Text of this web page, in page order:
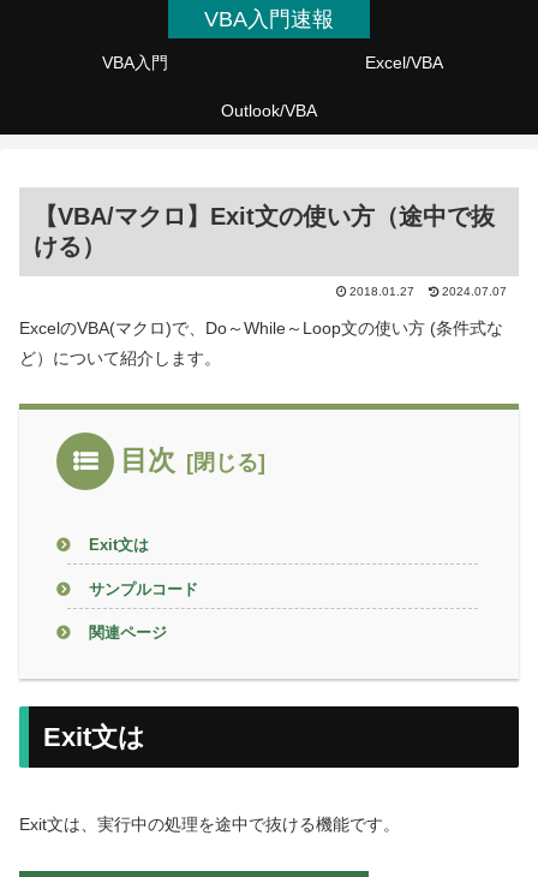
VBA入門速報
VBA入門 Excel/VBA
Outlook/VBA
【VBA/マクロ】Exit文の使い方（途中で抜
ける）
2018.01.27 2024.07.07
ExcelのVBA(マクロ)で、Do～While～Loop文の使い方 (条件式な
ど）について紹介します。
目次
Exit文は
サンプルコード
関連ページ
Exit文は
Exit文は、実行中の処理を途中で抜ける機能です。